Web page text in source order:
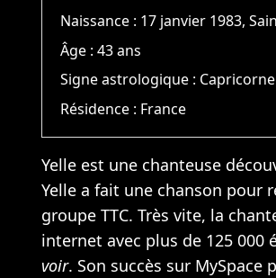
Naissance : 17 janvier 1983,
Âge :43 ans
Signe astrologique : Capricorne
Résidence : France
Yelle est une chanteuse
Yelle a fait une chanson pour
groupe TTC. Très vite, la
internet avec plus de 125 000
voir. Son succès sur MySpace